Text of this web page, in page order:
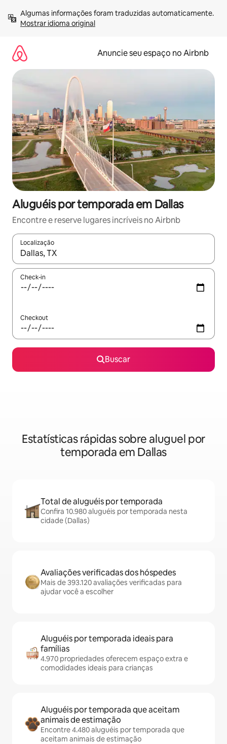
para
Mostrar idioma original
Anuncie seu espaço no Airbnb
Aluguéis por temporada em Dallas
Encontre e reserve lugares incríveis no Airbnb
Localização
Quando os resultados estiverem disponíveis, explore-os
Check-in
Checkout
Buscar
Estatísticas rápidas sobre aluguel por
temporada em Dallas
Total de aluguéis por temporada
Confira 10.980 aluguéis por temporada nesta
cidade (Dallas)
Avaliações verificadas dos hóspedes
Mais de 393.120 avaliações verificadas para
ajudar você a escolher
Aluguéis por temporada ideais para
famílias
4.970 propriedades oferecem espaço extra e
comodidades ideais para crianças
Aluguéis por temporada que aceitam
animais de estimação
Encontre 4.480 aluguéis por temporada que
aceitam animais de estimação